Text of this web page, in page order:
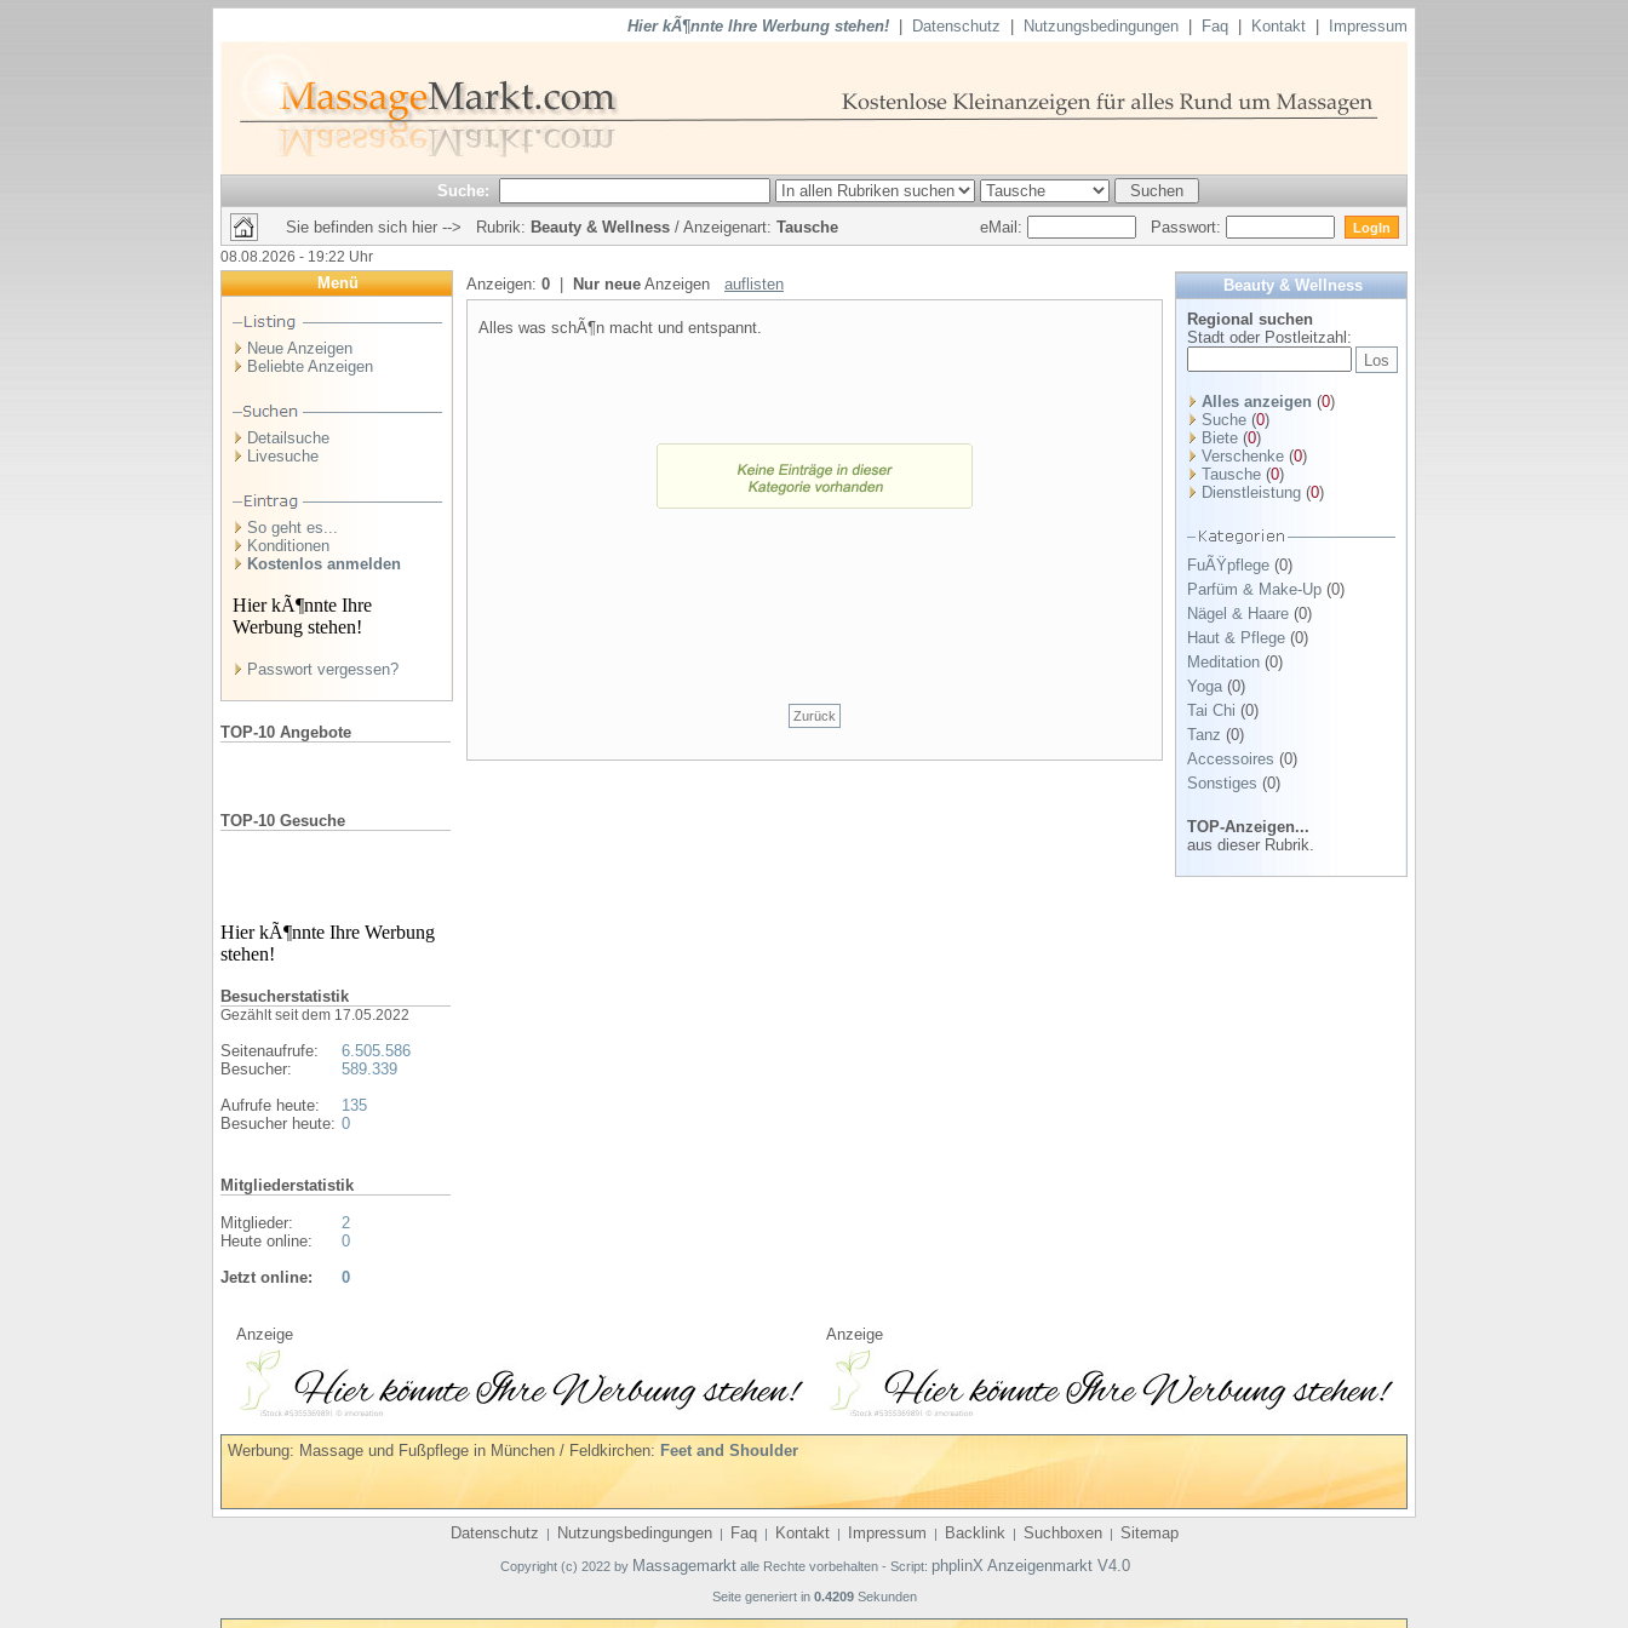
Hier kÃ¶nnte Ihre Werbung stehen! Datenschutz Nutzungsbedingungen Faq Kontakt Impressum
Suche:
Sie befinden sich hier --> Rubrik: Beauty & Wellness / Anzeigenart: Tausche eMail: Passwort:
08.08.2026 - 19:22 Uhr
Menü
Neue Anzeigen
Beliebte Anzeigen
Detailsuche
Livesuche
So geht es...
Konditionen
Kostenlos anmelden
Hier kÃ¶nnte Ihre
Werbung stehen!
Passwort vergessen?
TOP-10 Angebote
TOP-10 Gesuche
Hier kÃ¶nnte Ihre Werbung
stehen!
Besucherstatistik
Gezählt seit dem 17.05.2022
Seitenaufrufe:
Besucher:
Aufrufe heute:
Besucher heute:
6.505.586
589.339
135
0
Mitgliederstatistik
Mitglieder:
Heute online:
2
0
Jetzt online:
0
Anzeigen: 0 Nur neue Anzeigen auflisten
Alles was schÃ¶n macht und entspannt.
Zurück
Beauty & Wellness
Regional suchen
Stadt oder Postleitzahl:
Alles anzeigen (0)
Suche (0)
Biete (0)
Verschenke (0)
Tausche (0)
Dienstleistung (0)
FuÃŸpflege (0)
Parfüm & Make-Up (0)
Nägel & Haare (0)
Haut & Pflege (0)
Meditation (0)
Yoga (0)
Tai Chi (0)
Tanz (0)
Accessoires (0)
Sonstiges (0)
TOP-Anzeigen...
aus dieser Rubrik.
Anzeige Anzeige
Werbung: Massage und Fußpflege in München / Feldkirchen: Feet and Shoulder
Datenschutz | Nutzungsbedingungen | Faq | Kontakt | Impressum | Backlink | Suchboxen | Sitemap
Copyright (c) 2022 by Massagemarktalle Rechte vorbehalten - Script: phplinX Anzeigenmarkt V4.0
Seite generiert in 0.4209 Sekunden